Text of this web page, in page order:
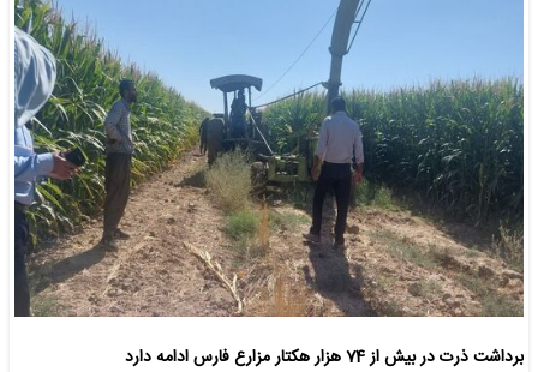
برداشت ذرت در بیش از 74 هزار هکتار مزارع فارس ادامه دارد